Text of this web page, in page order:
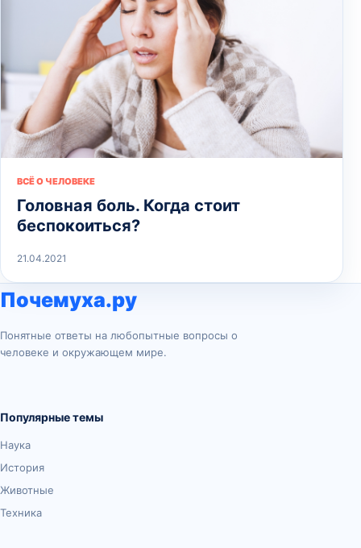
ВСЁ О ЧЕЛОВЕКЕ
Головная боль. Когда стоит
беспокоиться?
21.04.2021
Почемуха.ру
Понятные ответы на любопытные вопросы о
человеке и окружающем мире.
Популярные темы
Наука
История
Животные
Техника